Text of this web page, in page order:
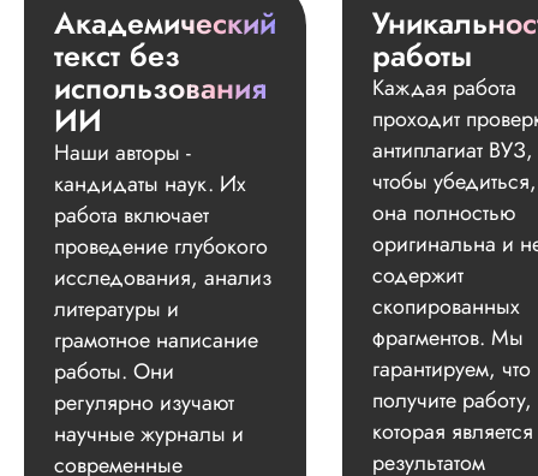
Академический
текст без
использования
ИИ
Наши авторы -
кандидаты наук. Их
работа включает
проведение глубокого
исследования, анализ
литературы и
грамотное написание
работы. Они
регулярно изучают
научные журналы и
современные
работы
Каждая работа
проходит
антиплагиат ВУЗ,
чтобы
она полностью
оригинальна и
содержит
скопированных
фрагментов. Мы
гарантируем,
получите работу,
которая является
результатом